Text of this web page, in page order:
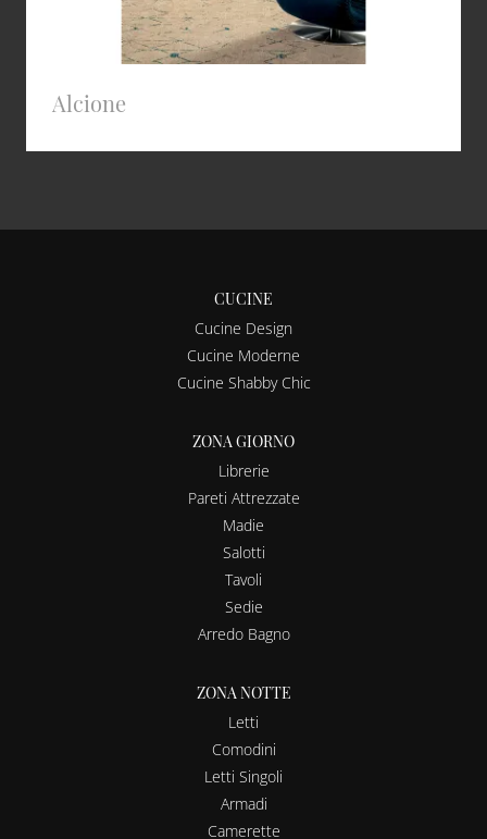
Alcione
CUCINE
Cucine Design
Cucine Moderne
Cucine Shabby Chic
ZONA GIORNO
Librerie
Pareti Attrezzate
Madie
Salotti
Tavoli
Sedie
Arredo Bagno
ZONA NOTTE
Letti
Comodini
Letti Singoli
Armadi
Camerette